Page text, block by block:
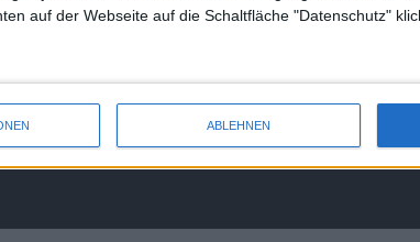
auf der Webseite auf die Schaltfläche "Datenschutz"
ABLEHNEN
12 Tage Geschenke: Gratis-